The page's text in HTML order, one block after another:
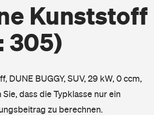
Kunststoff
305)
BUGGY, SUV, 29 kW, 0 ccm,
dass die Typklasse nur ein
zu berechnen.